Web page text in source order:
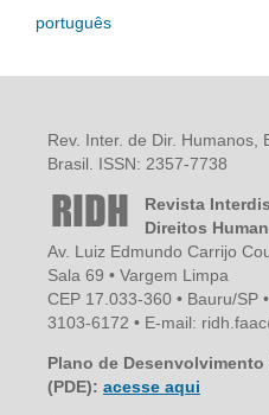
português
Rev. Inter. de Dir. Humanos,
Brasil. ISSN: 2357-7738
Revista
Direitos
Av. Luiz Edmundo Carrijo
Sala 69 • Vargem Limpa
CEP 17.033-360 • Bauru/SP
3103-6172 • E-mail:
Plano de
(PDE): acesse aqui